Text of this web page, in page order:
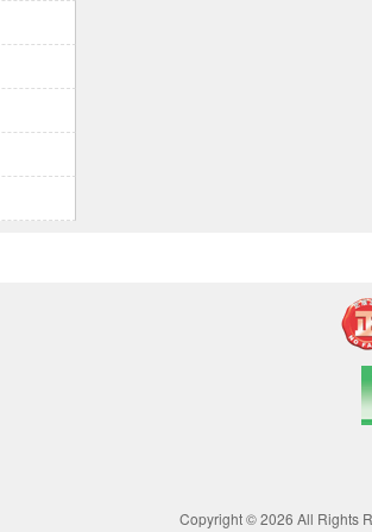
Copyright © 2026 All Rights